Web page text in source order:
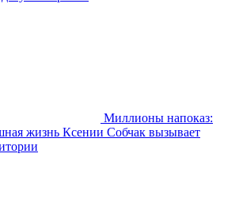
Миллионы напоказ:
жизнь Ксении Собчак вызывает